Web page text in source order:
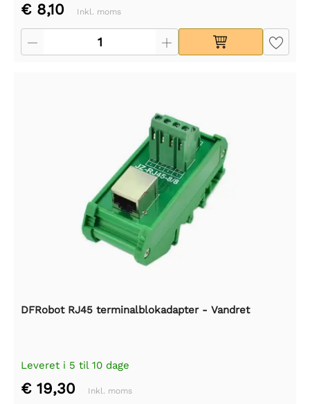
€ 8,10 Inkl. moms
DFRobot RJ45 terminalblokadapter - Vandret
Leveret i 5 til 10 dage
€ 19,30 Inkl. moms